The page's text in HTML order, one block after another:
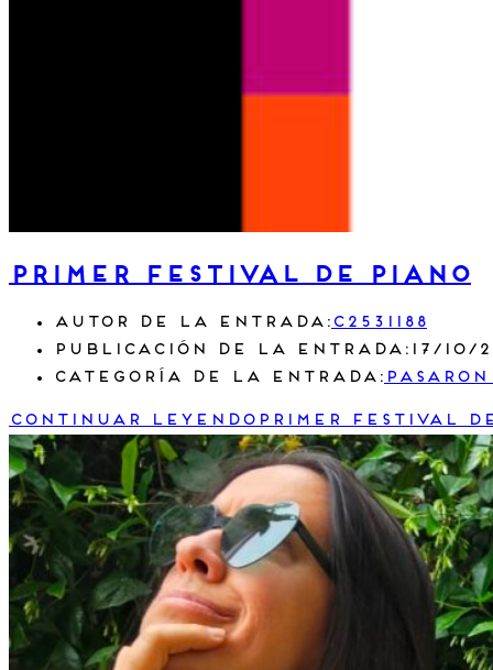
PRIMER FESTIVAL DE PIANO
Autor de la entrada: c2531188
Publicación de la entrada: 17/10/
Categoría de la entrada:
Continuar leyendo PRIMER FESTIVAL